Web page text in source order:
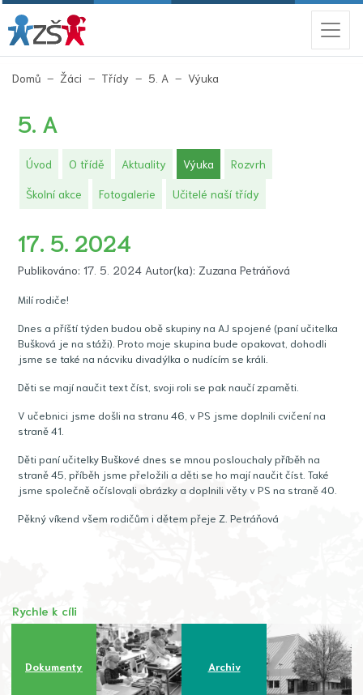
Domů Žáci Třídy 5. A Výuka
5. A
Úvod O třídě Aktuality Výuka(aktuální)
Rozvrh
Školní akce Fotogalerie Učitelé naší třídy
17. 5. 2024
Publikováno: 17. 5. 2024 Autor(ka): Zuzana Petráňová
Milí rodiče!
Dnes a příští týden budou obě skupiny na AJ spojené (paní učitelka
Bušková je na stáži). Proto moje skupina bude opakovat, dohodli
jsme se také na nácviku divadýlka o nudícím se králi.
Děti se mají naučit text číst, svoji roli se pak naučí zpaměti.
V učebnici jsme došli na stranu 46, v PS jsme doplnili cvičení na
straně 41.
Děti paní učitelky Buškové dnes se mnou poslouchaly příběh na
straně 45, příběh jsme přeložili a děti se ho mají naučit číst. Také
jsme společně očíslovali obrázky a doplnili věty v PS na straně 40.
Pěkný víkend všem rodičům i dětem přeje Z. Petráňová
Rychle k cíli
Dokumenty Archiv